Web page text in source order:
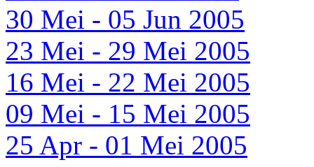
30 Mei - 05 Jun 2005
23 Mei - 29 Mei 2005
16 Mei - 22 Mei 2005
09 Mei - 15 Mei 2005
25 Apr - 01 Mei 2005